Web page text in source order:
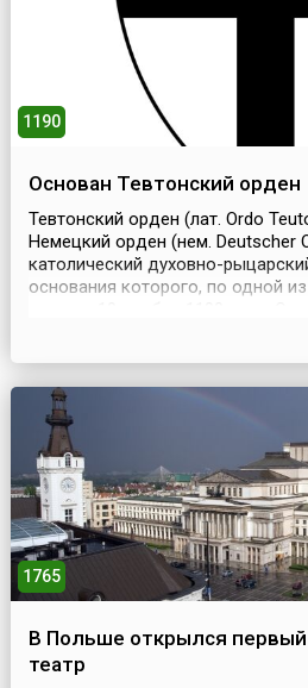
1190
Основан Тевтонский орден
Тевтонский орден (лат. Ordo
Немецкий орден (нем. Deutscher
католический духовно-
основания которого, по одной
Рим...
1765
В Польше открылся
театр